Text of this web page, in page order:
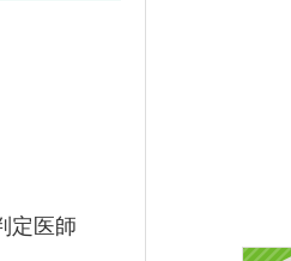
定医師